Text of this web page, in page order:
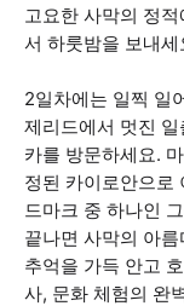
고요한 사막의 정
서 하룻밤을 보내세
2일차에는 일찍 일
제리드에서 멋진
카를 방문하세요.
정된 카이로안으로
드마크 중 하나인
끝나면 사막의 아
추억을 가득 안고
사, 문화 체험의 완